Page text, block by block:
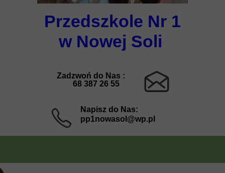
Napisz do Nas:
pp1nowasol@wp.pl
Zadzwoń do Nas :
68 387 26 55
Przedszkole Nr 1
w Nowej Soli